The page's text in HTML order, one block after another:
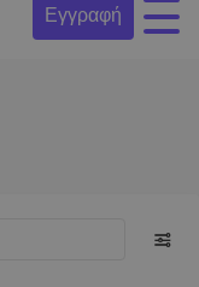
Εγγραφή